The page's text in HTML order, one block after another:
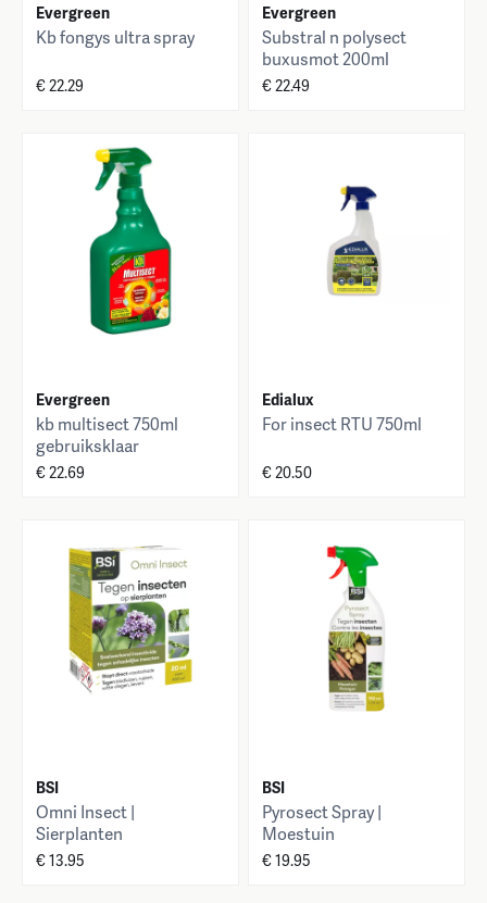
Evergreen
Kb fongys ultra spray
€ 22.29
Evergreen
Substral n polysect
buxusmot 200ml
€ 22.49
Evergreen
kb multisect 750ml
gebruiksklaar
€ 22.69
Edialux
For insect RTU 750ml
€ 20.50
BSI
Omni Insect |
Sierplanten
€ 13.95
BSI
Pyrosect Spray |
Moestuin
€ 19.95